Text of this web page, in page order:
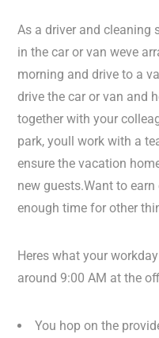
As a driver and cleaning
in the car or van weve
morning and drive to a
drive the car or van and
together with your
park, youll work with a
ensure the vacation
new guests.Want to
enough time for other
Heres what your
around 9:00 AM at the
You hop on the